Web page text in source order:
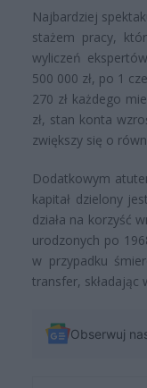
Najbardziej
stażem pracy,
wyliczeń
500 000 zł, po 1
270 zł każdego
zł, stan konta
zwiększy się o
Dodatkowym
kapitał dzielony
działa na korzyść
urodzonych po
w przypadku
transfer, składając
Obserwuj